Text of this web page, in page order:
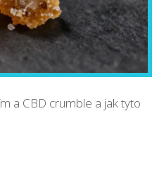
a CBD crumble a jak tyto